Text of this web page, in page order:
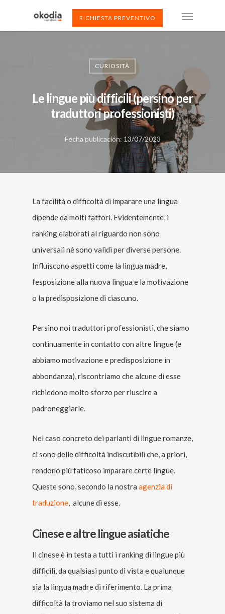
RICHIESTA PREVENTIVO
CURIOSITÀ
Le lingue più difficili (persino per
traduttori professionisti)
Fecha publicación: 13/07/2023
La facilità o difficoltà di imparare una lingua
dipende da molti fattori. Evidentemente, i
ranking elaborati al riguardo non sono
universali né sono validi per diverse persone.
Influiscono aspetti come la lingua madre,
l’esposizione alla nuova lingua e la motivazione
o la predisposizione di ciascuno.
Persino noi traduttori professionisti, che siamo
continuamente in contatto con altre lingue (e
abbiamo motivazione e predisposizione in
abbondanza), riscontriamo che alcune di esse
richiedono molto sforzo per riuscire a
padroneggiarle.
Nel caso concreto dei parlanti di lingue romanze,
ci sono delle difficoltà indiscutibili che, a priori,
rendono più faticoso imparare certe lingue.
Queste sono, secondo la nostra agenzia di
traduzione, alcune di esse.
Cinese e altre lingue asiatiche
Il cinese è in testa a tutti i ranking di lingue più
difficili, da qualsiasi punto di vista e qualunque
sia la lingua madre di riferimento. La prima
difficoltà la troviamo nel suo sistema di